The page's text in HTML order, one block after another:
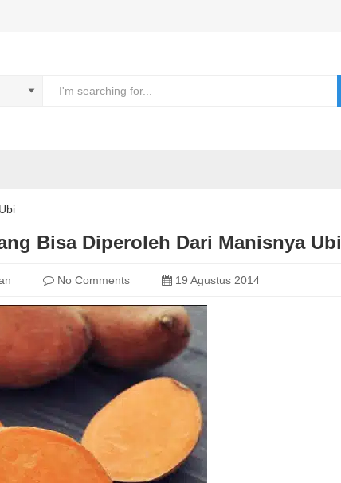
Bisa Diperoleh Dari Manisnya Ubi
No Comments 19 Agustus 2014